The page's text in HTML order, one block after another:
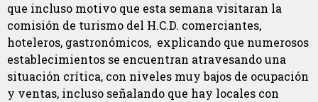
que incluso motivo que esta semana visitaran la
comisión de turismo del H.C.D. comerciantes,
hoteleros, gastronómicos, explicando que numerosos
establecimientos se encuentran atravesando una
situación crítica, con niveles muy bajos de ocupación
y ventas, incluso señalando que hay locales con